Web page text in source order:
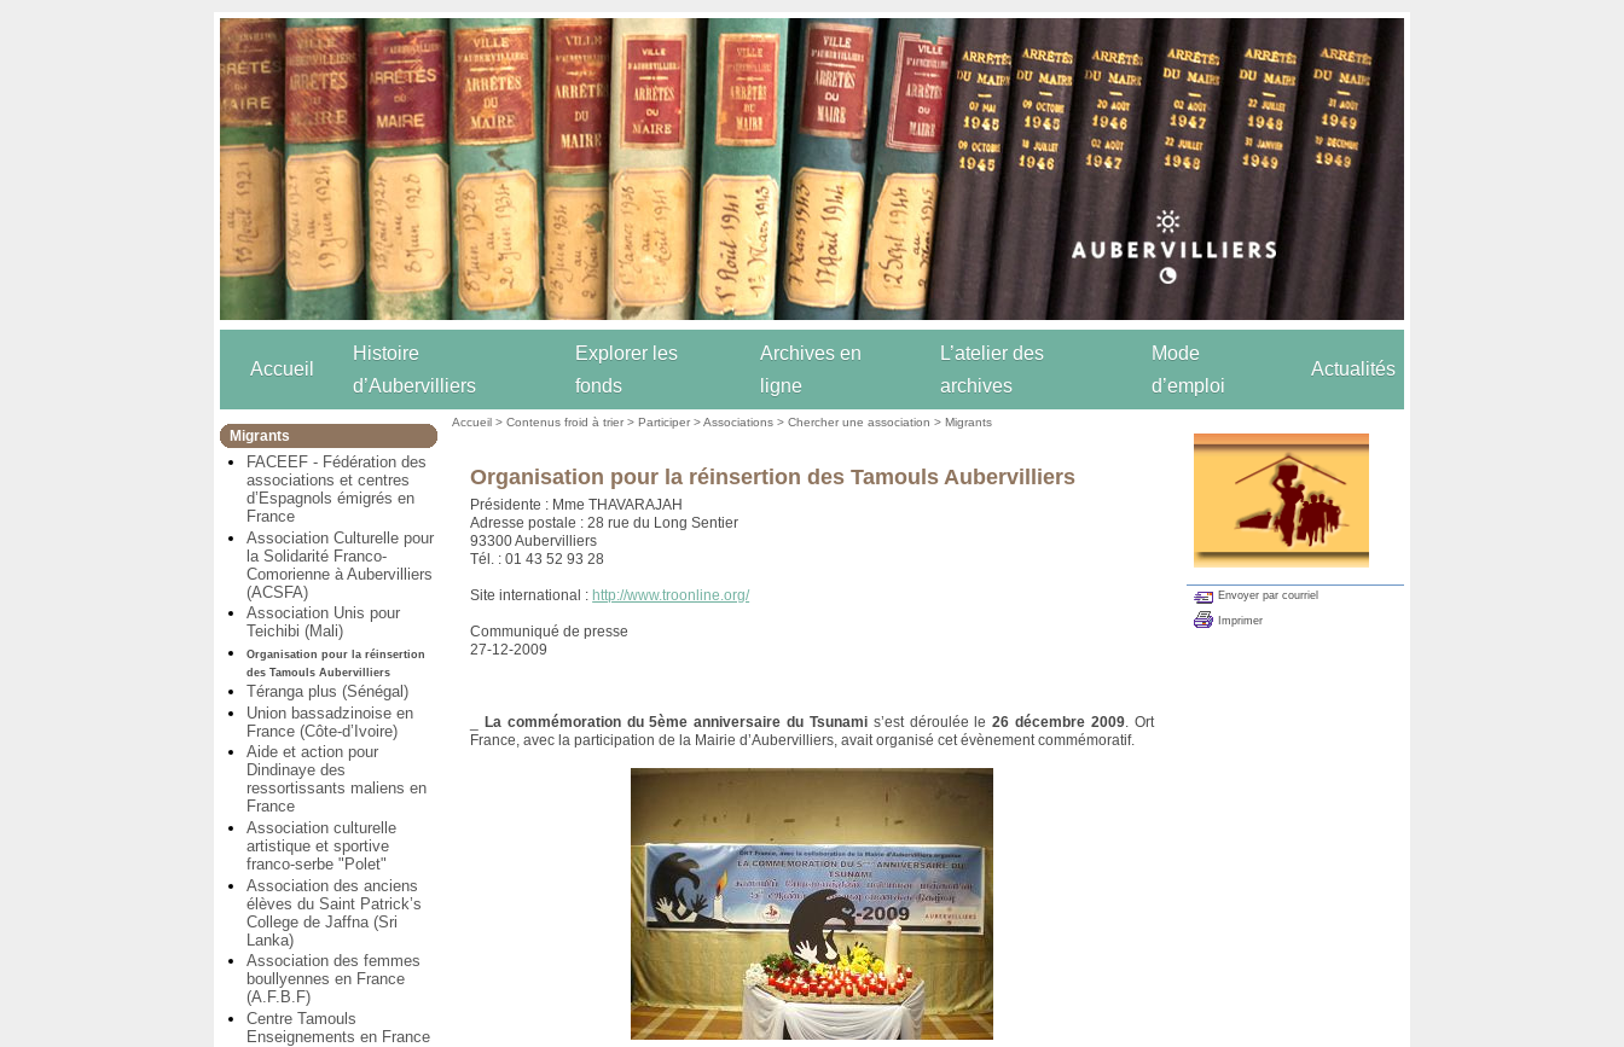
Accueil
Histoire
d’Aubervilliers
Explorer les
fonds
Archives en
ligne
L’atelier des
archives
Mode
d’emploi
Actualités
Migrants
FACEEF - Fédération des
associations et centres
d’Espagnols émigrés en
France
Association Culturelle pour
la Solidarité Franco-
Comorienne à Aubervilliers
(ACSFA)
Association Unis pour
Teichibi (Mali)
Organisation pour la réinsertion
des Tamouls Aubervilliers
Téranga plus (Sénégal)
Union bassadzinoise en
France (Côte-d’Ivoire)
Aide et action pour
Dindinaye des
ressortissants maliens en
France
Association culturelle
artistique et sportive
franco-serbe "Polet"
Association des anciens
élèves du Saint Patrick’s
College de Jaffna (Sri
Lanka)
Association des femmes
boullyennes en France
(A.F.B.F)
Centre Tamouls
Enseignements en France
Accueil >Contenus froid à trier >Participer >Associations >Chercher une association >Migrants
Organisation pour la réinsertion des Tamouls Aubervilliers
Présidente : Mme THAVARAJAH
Adresse postale : 28 rue du Long Sentier
93300 Aubervilliers
Tél. : 01 43 52 93 28
Site international : http://www.troonline.org/
Communiqué de presse
27-12-2009
La commémoration du 5ème anniversaire du Tsunamis’est déroulée le26 décembre 2009. Ort
France, avec la participation de la Mairie d’Aubervilliers, avait organisé cet évènement commémoratif.
Envoyer par courriel
Imprimer